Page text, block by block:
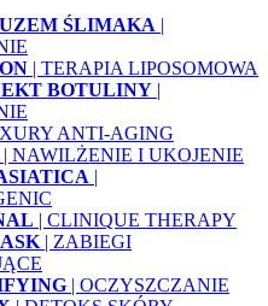
ŚLIMAKA |
| TERAPIA LIPOSOMOWA
BOTULINY |
ANTI-AGING
| NAWILŻENIE I UKOJENIE
|
| CLINIQUE THERAPY
| ZABIEGI
| OCZYSZCZANIE